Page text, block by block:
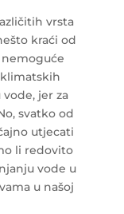
vrsta
kraći od
jer za
svatko od
utjecati
li redovito
vode u
u našoj